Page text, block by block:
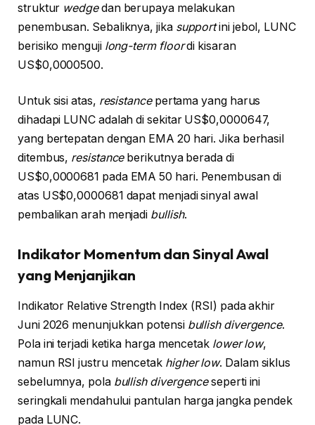
struktur wedgedan berupaya melakukan
penembusan. Sebaliknya, jika supportini jebol, LUNC
berisiko menguji long-term floordi kisaran
US$0,0000500.
Untuk sisi atas, resistancepertama yang harus
dihadapi LUNC adalah di sekitar US$0,0000647,
yang bertepatan dengan EMA 20 hari. Jika berhasil
ditembus, resistanceberikutnya berada di
US$0,0000681 pada EMA 50 hari. Penembusan di
atas US$0,0000681 dapat menjadi sinyal awal
pembalikan arah menjadi bullish.
Indikator Momentum dan Sinyal Awal
yang Menjanjikan
Indikator Relative Strength Index (RSI) pada akhir
Juni 2026 menunjukkan potensi bullish divergence.
Pola ini terjadi ketika harga mencetak lower low,
namun RSI justru mencetak higher low. Dalam siklus
sebelumnya, pola bullish divergenceseperti ini
seringkali mendahului pantulan harga jangka pendek
pada LUNC.